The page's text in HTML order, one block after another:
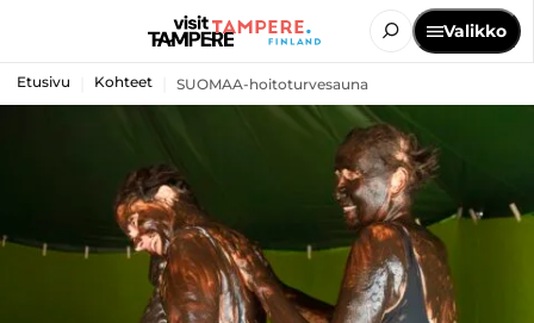
Valikko
Etusivu Kohteet SUOMAA-hoitoturvesauna